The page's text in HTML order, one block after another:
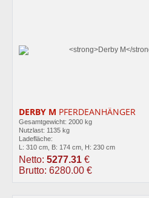
DERBY M PFERDEANHÄNGER
Gesamtgewicht: 2000 kg
Nutzlast: 1135 kg
Ladefläche:
L: 310 cm, B: 174 cm, H: 230 cm
Netto: 5277.31 €
Brutto: 6280.00 €